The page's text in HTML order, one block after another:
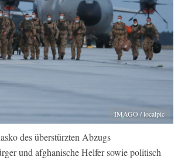
IMAGO / localpic
des überstürzten Abzugs
und afghanische Helfer sowie politisch